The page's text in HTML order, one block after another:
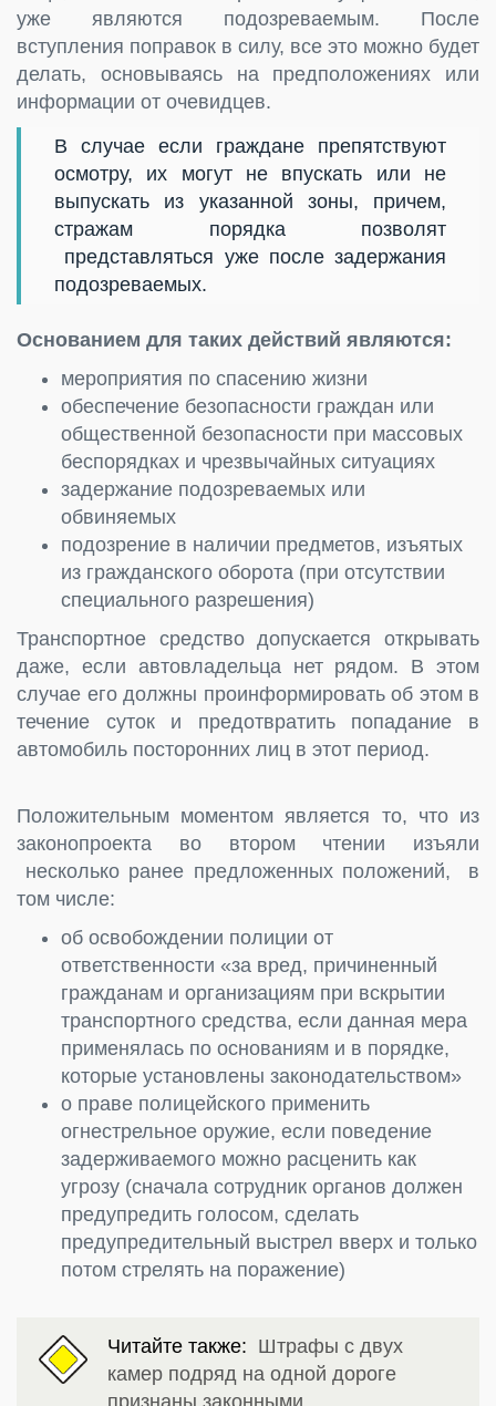
уже являются подозреваемым. После
вступления поправок в силу, все это можно будет
делать, основываясь на предположениях или
информации от очевидцев.
В случае если граждане препятствуют
осмотру, их могут не впускать или не
выпускать из указанной зоны, причем,
стражам порядка позволят
представляться уже после задержания
подозреваемых.
Основанием для таких действий являются:
мероприятия по спасению жизни
обеспечение безопасности граждан или
общественной безопасности при массовых
беспорядках и чрезвычайных ситуациях
задержание подозреваемых или
обвиняемых
подозрение в наличии предметов, изъятых
из гражданского оборота (при отсутствии
специального разрешения)
Транспортное средство допускается открывать
даже, если автовладельца нет рядом. В этом
случае его должны проинформировать об этом в
течение суток и предотвратить попадание в
автомобиль посторонних лиц в этот период.
Положительным моментом является то, что из
законопроекта во втором чтении изъяли
несколько ранее предложенных положений, в
том числе:
об освобождении полиции от
ответственности «за вред, причиненный
гражданам и организациям при вскрытии
транспортного средства, если данная мера
применялась по основаниям и в порядке,
которые установлены законодательством»
о праве полицейского применить
огнестрельное оружие, если поведение
задерживаемого можно расценить как
угрозу (сначала сотрудник органов должен
предупредить голосом, сделать
предупредительный выстрел вверх и только
потом стрелять на поражение)
Читайте также: Штрафы с двух
камер подряд на одной дороге
признаны законными